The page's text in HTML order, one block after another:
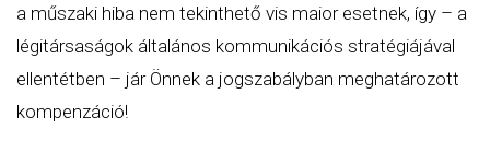
a műszaki hiba nem tekinthető vis maior esetnek, így – a
légitársaságok általános kommunikációs stratégiájával
ellentétben – jár Önnek a jogszabályban meghatározott
kompenzáció!